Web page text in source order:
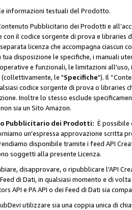
informazioni testuali del Prodotto.
Pubblicitario dei Prodotti e
il codice sorgente di prova e libraries
licenza che accompagna ciascun
disposizione le specifiche, i manuali
e funzionali, le limitazioni
le "Specifiche"). Il
codice sorgente di prova o libraries
Inoltre lo stesso esclude
sia un Sito Amazon.
Pubblicitario dei Prodotti: È
un'espressa approvazione
disponibile tramite i feed API
soggetti alla presente Licenza.
disapprovare, o ripubblicare l'API
Feed di Dati, in qualsiasi momento e di
API e PA API o dei Feed di Dati sia
utilizzare sia una coppia unica di